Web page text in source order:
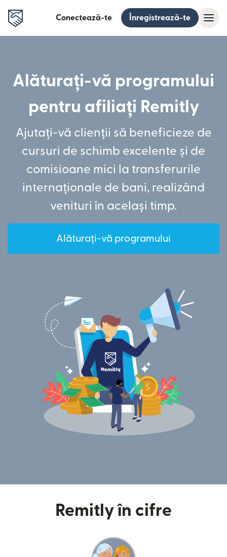
Conectează-te Înregistrează-te
Alăturați-vă programului
pentru afiliați Remitly
Ajutați-vă clienții să beneficieze de
cursuri de schimb excelente și de
comisioane mici la transferurile
internaționale de bani, realizând
venituri în același timp.
Alăturați-vă programului
Remitly în cifre